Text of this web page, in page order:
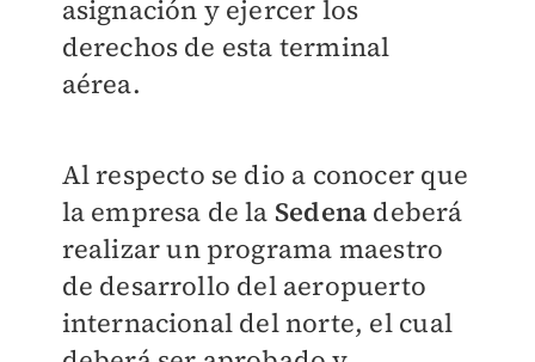
asignación y ejercer los
derechos de esta terminal
aérea.
Al respecto se dio a conocer que
la empresa de la Sedena deberá
realizar un programa maestro
de desarrollo del aeropuerto
internacional del norte, el cual